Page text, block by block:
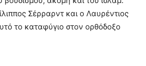
Σέρραρντ και ο Λαυρέντιος
το καταφύγιο στον ορθόδοξο